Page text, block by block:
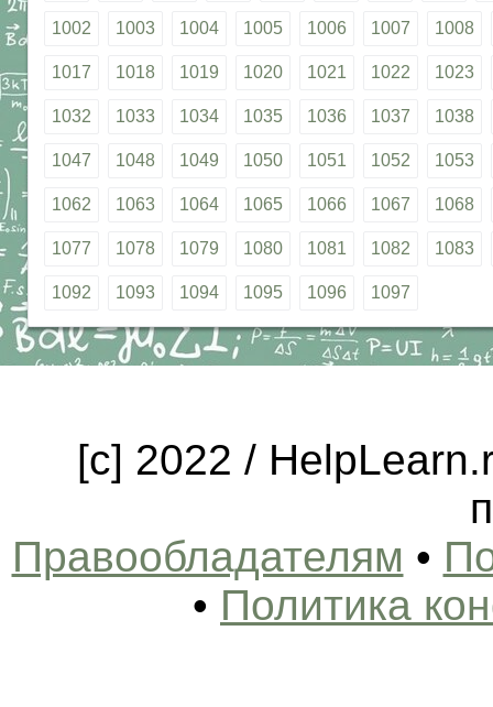
1002 1003 1004 1005 1006 1007 1008
1017 1018 1019 1020 1021 1022 1023
1032 1033 1034 1035 1036 1037 1038
1047 1048 1049 1050 1051 1052 1053
1062 1063 1064 1065 1066 1067 1068
1077 1078 1079 1080 1081 1082 1083
1092 1093 1094 1095 1096 1097
[c] 2022 /
Правообладателям •
• Политика